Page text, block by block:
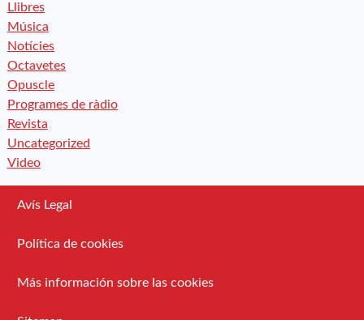
Llibres
Música
Notícies
Octavetes
Opuscle
Programes de ràdio
Revista
Uncategorized
Video
Avís Legal
Política de cookies
Más información sobre las cookies